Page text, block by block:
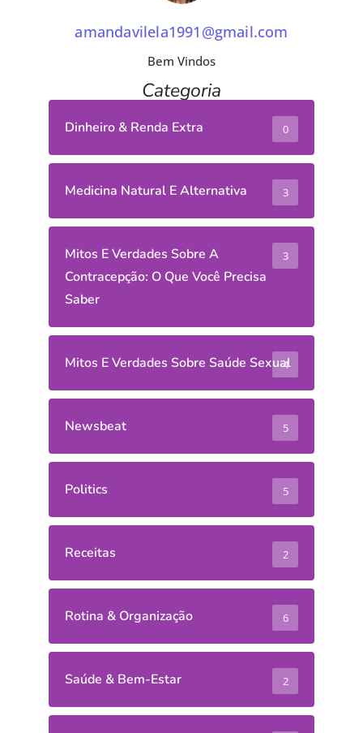
amandavilela1991@gmail.com
Bem Vindos
Categoria
Dinheiro & Renda Extra 0
Medicina Natural E Alternativa 3
Mitos E Verdades Sobre A
Contracepção: O Que Você Precisa
Saber
3
Mitos E Verdades Sobre Saúde Sexual
4
Newsbeat 5
Politics 5
Receitas 2
Rotina & Organização 6
Saúde & Bem-Estar 2